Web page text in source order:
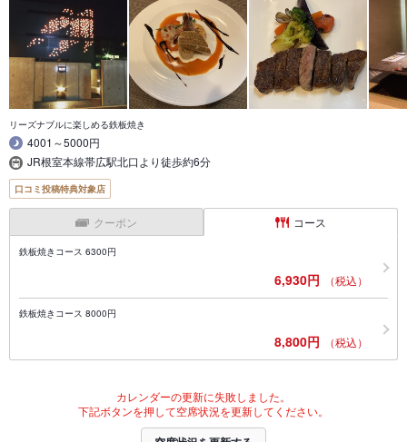
リーズナブルに楽しめる鉄板焼き
4001～5000円
JR根室本線帯広駅北口より徒歩約6分
口コミ投稿特典対象店
クーポン コース
鉄板焼きコース 6300円
6,930円 （税込）
鉄板焼きコース 8000円
8,800円 （税込）
カレンダーの更新に失敗しました。
下記ボタンを押して空席状況を更新してください。